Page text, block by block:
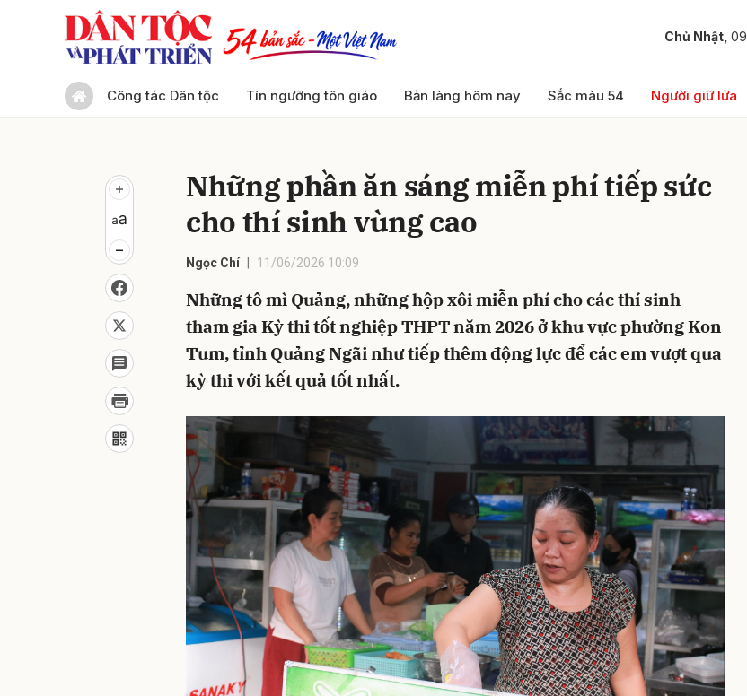
Chủ Nhật,
Công tác Dân tộc Tín ngưỡng tôn giáo Bản làng hôm nay Sắc màu 54 Người giữ lửa
Những phần ăn sáng miễn phí tiếp sức
cho thí sinh vùng cao
Ngọc Chí 11/06/2026 10:09
Những tô mì Quảng, những hộp xôi miễn phí cho các thí sinh
tham gia Kỳ thi tốt nghiệp THPT năm 2026 ở khu vực phường Kon
Tum, tỉnh Quảng Ngãi như tiếp thêm động lực để các em vượt qua
kỳ thi với kết quả tốt nhất.
Gửi bình luận